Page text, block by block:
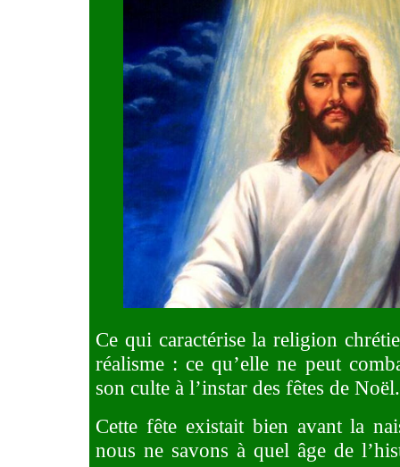
Ce qui caractérise la religion
réalisme : ce qu’elle ne peut
son culte à l’instar des fêtes de Noël.
Cette fête existait bien avant la
nous ne savons à quel âge de